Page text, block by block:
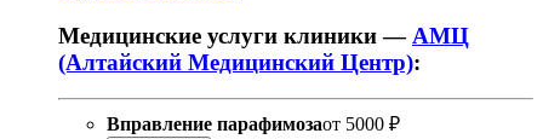
Медицинские услуги клиники — АМЦ
(Алтайский Медицинский Центр):
Вправление парафимозаот 5000 ₽